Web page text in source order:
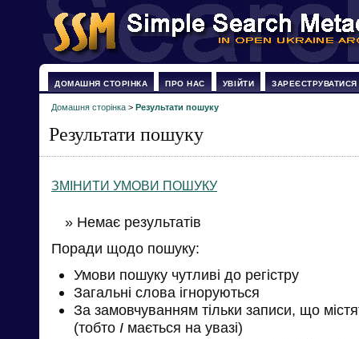
ДОМАШНЯ СТОРІНКА ПРО НАС УВІЙТИ ЗАРЕЄСТРУВАТИСЯ
Домашня сторінка > Результати пошуку
Результати пошуку
ЗМІНИТИ УМОВИ ПОШУКУ
» Немає результатів
Поради щодо пошуку:
Умови пошуку чутливі до регістру
Загальні слова ігноруються
За замовчуванням тільки записи, що
(тобто І мається на увазі)